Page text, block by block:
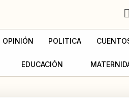
OPINIÓN POLITICA
EDUCACIÓN